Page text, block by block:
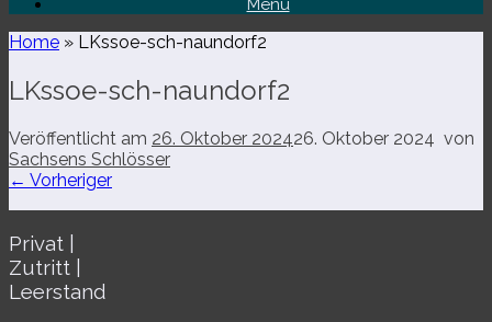
Menü
Home » LKssoe-​sch-​naundorf2
LKssoe-​sch-​naundorf2
Veröffentlicht am 26. Oktober 202426. Oktober 2024 von
Sachsens Schlösser
← Vorheriger
Privat |
Zutritt |
Leerstand